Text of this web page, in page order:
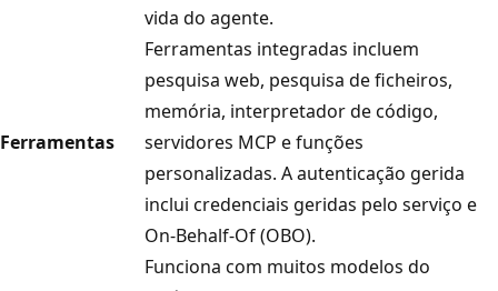
vida do agente.
Ferramentas
Ferramentas integradas incluem
pesquisa web, pesquisa de ficheiros,
memória, interpretador de código,
servidores MCP e funções
personalizadas. A autenticação gerida
inclui credenciais geridas pelo serviço e
On-Behalf-Of (OBO).
Funciona com muitos modelos do